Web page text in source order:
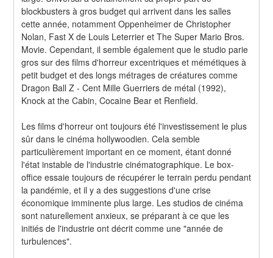
blockbusters à gros budget qui arrivent dans les salles
cette année, notamment Oppenheimer de Christopher
Nolan, Fast X de Louis Leterrier et The Super Mario Bros.
Movie. Cependant, il semble également que le studio parie
gros sur des films d'horreur excentriques et mémétiques à
petit budget et des longs métrages de créatures comme
Dragon Ball Z - Cent Mille Guerriers de métal (1992),
Knock at the Cabin, Cocaine Bear et Renfield.
Les films d'horreur ont toujours été l'investissement le plus
sûr dans le cinéma hollywoodien. Cela semble
particulièrement important en ce moment, étant donné
l'état instable de l'industrie cinématographique. Le box-
office essaie toujours de récupérer le terrain perdu pendant
la pandémie, et il y a des suggestions d'une crise
économique imminente plus large. Les studios de cinéma
sont naturellement anxieux, se préparant à ce que les
initiés de l'industrie ont décrit comme une "année de
turbulences".